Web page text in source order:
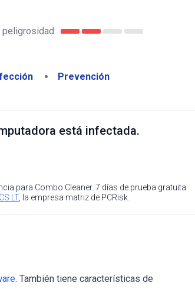
peligrosidad:
Prevención
está infectada.
para Combo Cleaner. 7 días de prueba gratuita
LT, la empresa matriz de PCRisk.
. También tiene características de